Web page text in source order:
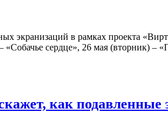
экранизаций в рамках проекта
сердце», 26 мая (вторник) –
как подавленные